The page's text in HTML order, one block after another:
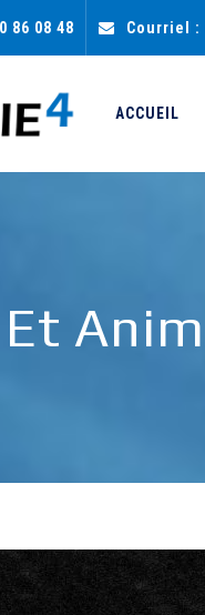
86 08 48 Courriel :
ACCUEIL